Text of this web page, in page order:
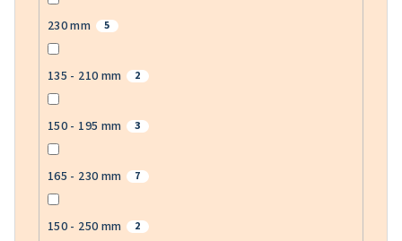
230 mm 5
135 - 210 mm 2
150 - 195 mm 3
165 - 230 mm 7
150 - 250 mm 2